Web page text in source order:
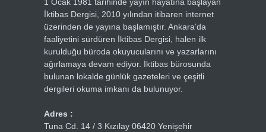
1 Ocak 1981 tarihinde yayın hayatına başlayan
İktibas Dergisi, 2010 yılından itibaren internet
üzerinden de yayına başlamıştır. Ankara’da
faaliyetini sürdüren İktibas Dergisi, halen ilk
kurulduğu büroda okuyucularını ve yazarlarını
ağırlamaya devam ediyor. İktibas bürosunda
bulunan lokalde günlük gazeteleri ve çeşitli
dergileri okuma imkanı da bulunuyor.
Adres :
Tuna Cd. 14 / 3 Kızılay 06420 Yenişehir